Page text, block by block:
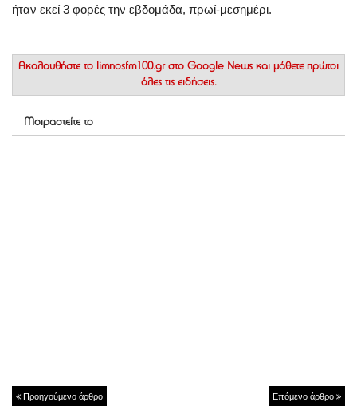
ήταν εκεί 3 φορές την εβδομάδα, πρωί-μεσημέρι.
Ακολουθήστε το limnosfm100.gr στο Google News και μάθετε πρώτοι
όλες τις ειδήσεις.
Μοιραστείτε το
Προηγούμενο άρθρο Επόμενο άρθρο